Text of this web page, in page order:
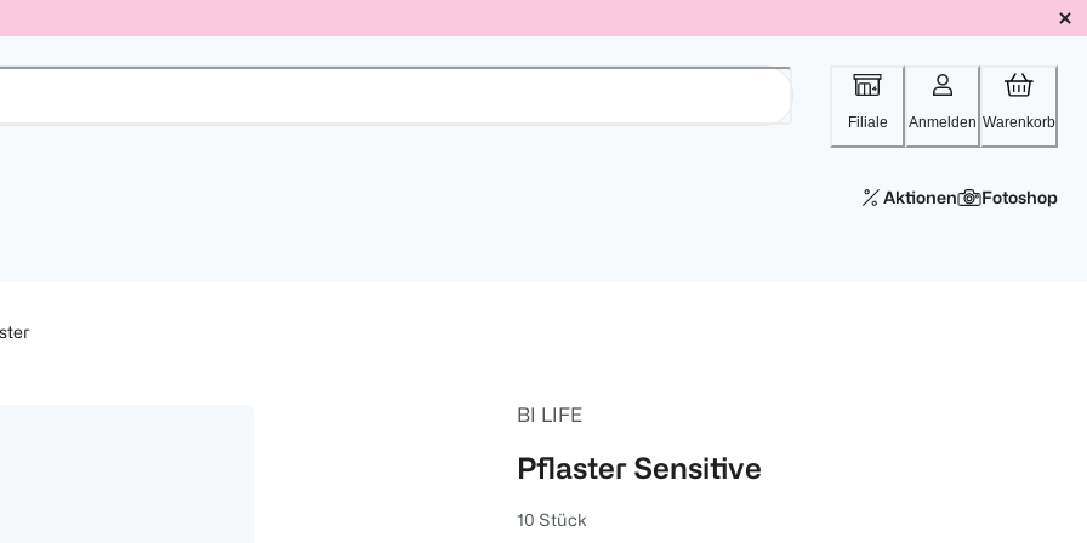
Filiale Anmelden Warenkorb
Aktionen Fotoshop
BI LIFE
Pflaster Sensitive
10 Stück